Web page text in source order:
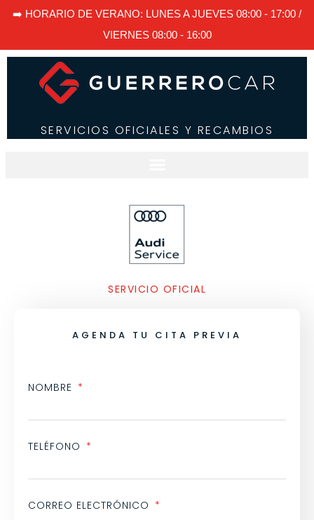
➡️ HORARIO DE VERANO: LUNES A JUEVES 08:00 - 17:00 /
VIERNES 08:00 - 16:00
SERVICIOS OFICIALES Y RECAMBIOS
SERVICIO OFICIAL
AGENDA TU CITA PREVIA
NOMBRE
TELÉFONO
CORREO ELECTRÓNICO